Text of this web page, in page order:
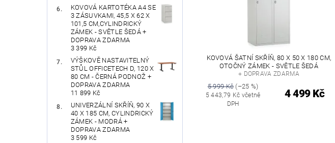
KOVOVÁ KARTOTÉKA A4 SE
3 ZÁSUVKAMI, 45,5 X 62 X
101,5 CM,CYLINDRICKÝ
ZÁMEK - SVĚTLE ŠEDÁ +
DOPRAVA ZDARMA
3 399 Kč
VÝŠKOVĚ NASTAVITELNÝ
STŮL OFFICETECH D, 120 X
80 CM - ČERNÁ PODNOŽ +
DOPRAVA ZDARMA
11 899 Kč
UNIVERZÁLNÍ SKŘÍŇ, 90 X
40 X 185 CM, CYLINDRICKÝ
ZÁMEK - MODRÁ +
DOPRAVA ZDARMA
3 599 Kč
KOVOVÁ ŠATNÍ SKŘÍŇ, 80 X 50 X 180 CM,
OTOČNÝ ZÁMEK - SVĚTLE ŠEDÁ
+ DOPRAVA ZDARMA
5 999 Kč(–25 %)
5 443,79 Kč včetně
DPH
4 499 Kč